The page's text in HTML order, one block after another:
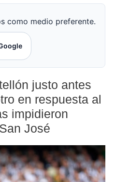
como medio preferente.
justo antes
en respuesta al
impidieron
José